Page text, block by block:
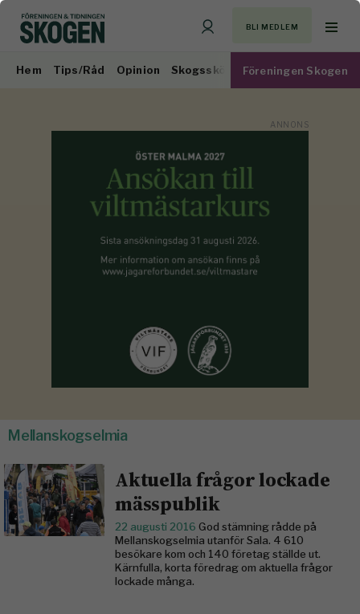
BLI MEDLEM
Hem Tips/Råd Opinion Skogsskötsel Virkesmarknad
Föreningen Skogen
Mellanskogselmia
Aktuella frågor lockade
mässpublik
22 augusti 2016 God stämning rådde på
Mellanskogselmia utanför Sala. 4 610
besökare kom och 140 företag ställde ut.
Kärnfulla, korta föredrag om aktuella frågor
lockade många.